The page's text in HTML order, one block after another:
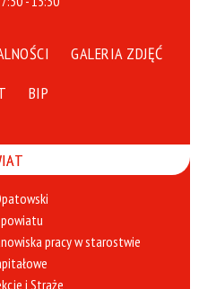
GALERIA ZDJĘĆ
BIP
powiatu
pracy w starostwie
i Straże